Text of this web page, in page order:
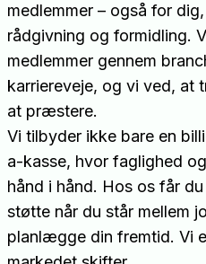
medlemmer – også for
rådgivning og formidling.
medlemmer gennem
karriereveje, og vi ved, at
at præstere.
Vi tilbyder ikke bare en
a-kasse, hvor faglighed
hånd i hånd. Hos os får
støtte når du står mellem
planlægge din fremtid. Vi